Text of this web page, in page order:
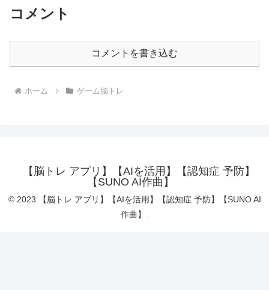
コメント
コメントを書き込む
ホーム ゲーム脳トレ
【脳トレ アプリ】【AIを活用】【認知症 予防】
【SUNO AI作曲】
© 2023 【脳トレ アプリ】【AIを活用】【認知症 予防】【SUNO AI
作曲】.